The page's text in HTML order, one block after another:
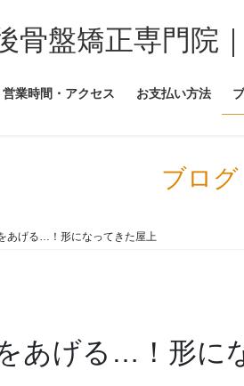
骨盤矯正専門院
営業時間・アクセス お支払い方法
ブログ
あげる…！形になってきた屋上
あげる…！形に